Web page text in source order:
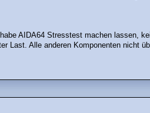
AIDA64 Stresstest machen lassen,
Last. Alle anderen Komponenten nicht